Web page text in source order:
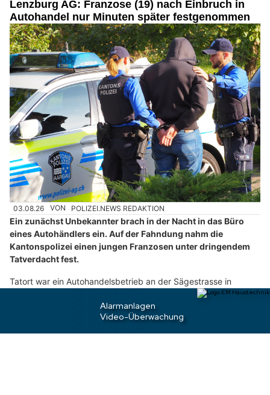
e
n
s
c
h
D
a
n
n
w
ä
h
l
e
S
i
b
Lenzburg AG: Franzose (19) nach Einbruch in
Autohandel nur Minuten später festgenommen
03.08.26 VON POLIZEI.NEWS REDAKTION
Ein zunächst Unbekannter brach in der Nacht in das Büro
eines Autohändlers ein. Auf der Fahndung nahm die
Kantonspolizei einen jungen Franzosen unter dringendem
Tatverdacht fest.
Tatort war ein Autohandelsbetrieb an der Sägestrasse in